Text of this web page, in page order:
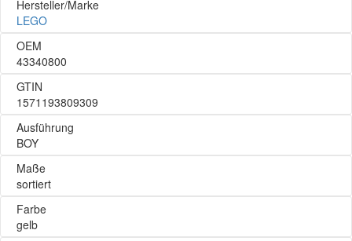
Hersteller/Marke
LEGO
OEM
43340800
GTIN
1571193809309
Ausführung
BOY
Maße
sortiert
Farbe
gelb